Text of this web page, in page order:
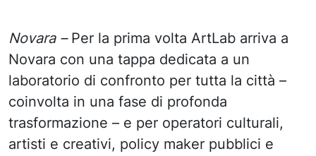
Novara – Per la prima volta ArtLab arriva a
Novara con una tappa dedicata a un
laboratorio di confronto per tutta la città –
coinvolta in una fase di profonda
trasformazione – e per operatori culturali,
artisti e creativi, policy maker pubblici e